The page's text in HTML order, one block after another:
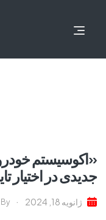
«اکوسیستم
جدیدی در اختیار
ژانویه 18, 2024 By